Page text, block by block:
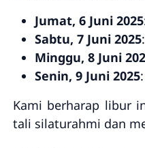
Jumat, 6 Juni 2025
Sabtu, 7 Juni 2025
Minggu, 8 Juni
Senin, 9 Juni 2025
Kami berharap libur
tali silaturahmi dan